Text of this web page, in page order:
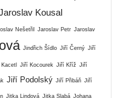
Kousal
Nešetřil Jaroslav Petr Jaroslav
Jindřich Šídlo Jiří Černý Jiří
Jiří Kocourek Jiří Kříž Jiří
Jiří Podolský Jiří Přibáň Jiří
Jitka Lindová Jitka Slabá Johana